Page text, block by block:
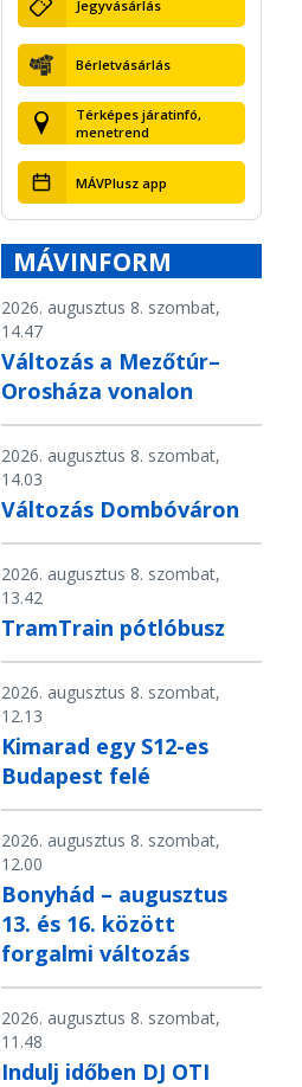
Jegyvásárlás
Bérletvásárlás
Térképes járatinfó,
menetrend
MÁVPlusz app
MÁVINFORM
2026. augusztus 8. szombat,
14.47
Változás a Mezőtúr–
Orosháza vonalon
2026. augusztus 8. szombat,
14.03
Változás Dombóváron
2026. augusztus 8. szombat,
13.42
TramTrain pótlóbusz
2026. augusztus 8. szombat,
12.13
Kimarad egy S12-es
Budapest felé
2026. augusztus 8. szombat,
12.00
Bonyhád – augusztus
13. és 16. között
forgalmi változás
2026. augusztus 8. szombat,
11.48
Indulj időben DJ OTI